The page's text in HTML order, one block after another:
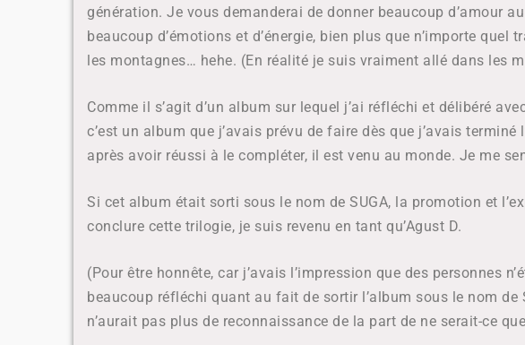
génération. Je vous demanderai de donner beaucoup d’amour
beaucoup d’émotions et d’énergie, bien plus que n’importe
les montagnes… hehe. (En réalité je suis vraiment allé dans les
Comme il s’agit d’un album sur lequel j’ai réfléchi et délibéré
c’est un album que j’avais prévu de faire dès que j’avais
après avoir réussi à le compléter, il est venu au monde. Je me
Si cet album était sorti sous le nom de SUGA, la promotion et
conclure cette trilogie, je suis revenu en tant qu’Agust D.
(Pour être honnête, car j’avais l’impression que des personnes
beaucoup réfléchi quant au fait de sortir l’album sous le nom de
n’aurait pas plus de reconnaissance de la part de ne serait-ce